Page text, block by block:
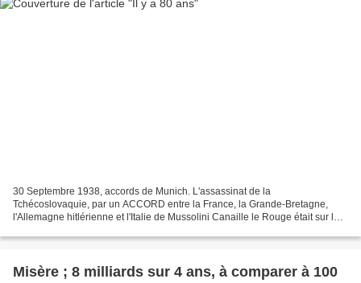
30 Septembre 1938, accords de Munich. L'assassinat de la
Tchécoslovaquie, par un ACCORD entre la France, la Grande-Bretagne,
l'Allemagne hitlérienne et l'Italie de Mussolini Canaille le Rouge était sur le
Misère ; 8 milliards sur 4 ans, à comparer à 100